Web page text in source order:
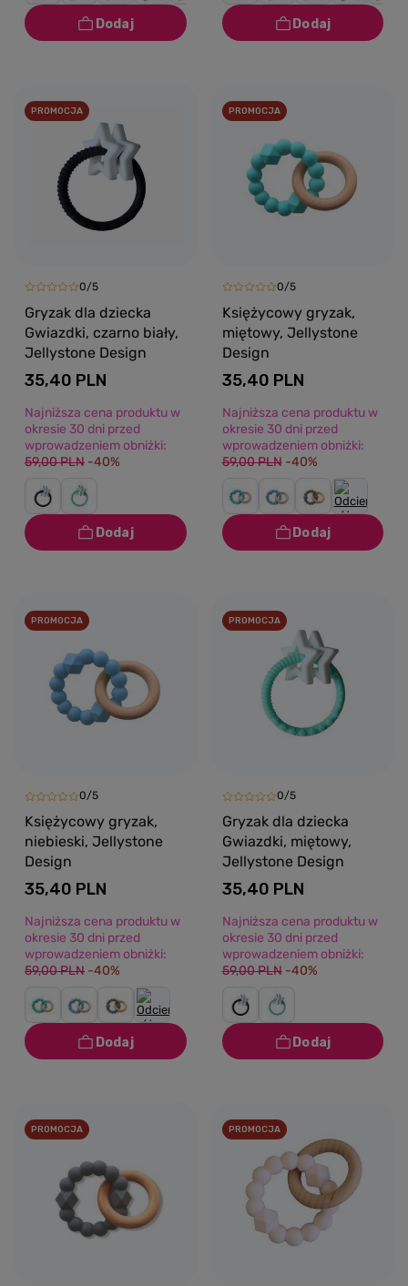
PROMOCJA
0/5
Gryzak dla dziecka
Gwiazdki, czarno biały,
Jellystone Design
35,40 PLN
Najniższa cena produktu w
okresie 30 dni przed
wprowadzeniem obniżki:
59,00 PLN -40%
PROMOCJA
0/5
Księżycowy gryzak,
miętowy, Jellystone
Design
35,40 PLN
Najniższa cena produktu w
okresie 30 dni przed
wprowadzeniem obniżki:
59,00 PLN -40%
PROMOCJA
0/5
Księżycowy gryzak,
niebieski, Jellystone
Design
35,40 PLN
Najniższa cena produktu w
okresie 30 dni przed
wprowadzeniem obniżki:
59,00 PLN -40%
PROMOCJA
0/5
Gryzak dla dziecka
Gwiazdki, miętowy,
Jellystone Design
35,40 PLN
Najniższa cena produktu w
okresie 30 dni przed
wprowadzeniem obniżki:
59,00 PLN -40%
PROMOCJA PROMOCJA